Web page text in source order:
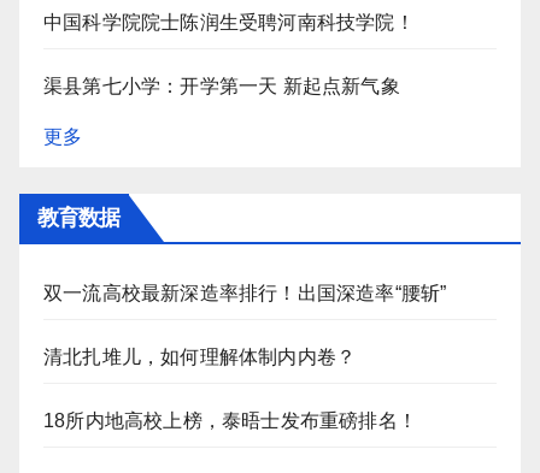
中国科学院院士陈润生受聘河南科技学院！
渠县第七小学：开学第一天 新起点新气象
更多
教育数据
双一流高校最新深造率排行！出国深造率“腰斩”
清北扎堆儿，如何理解体制内内卷？
18所内地高校上榜，泰晤士发布重磅排名！